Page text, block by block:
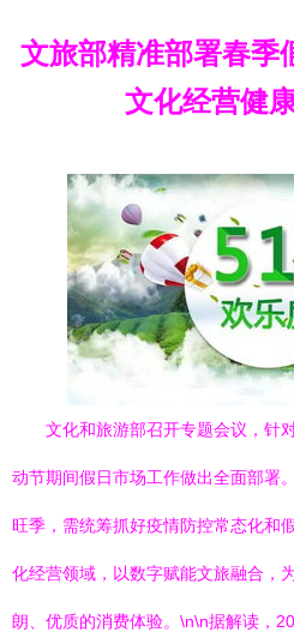
文旅部精准部署春季
文化经营健
文化和旅游部召开专题会议，针
动节期间假日市场工作做出全面部署
旺季，需统筹抓好疫情防控常态化和
化经营领域，以数字赋能文旅融合，
朗、优质的消费体验。\n\n据解读，